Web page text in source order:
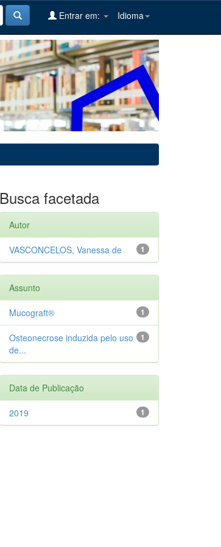
Idioma
Entrar em:
Busca facetada
Autor
1
VASCONCELOS, Vanessa de
Assunto
1
Mucograft®
1
Osteonecrose induzida pelo uso
de...
Data de Publicação
1
2019